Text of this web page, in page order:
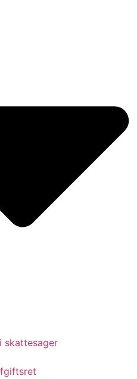
skattesager